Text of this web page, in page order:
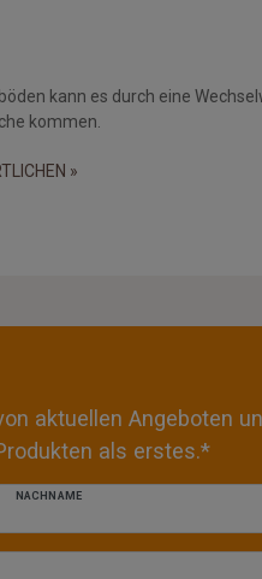
kann es durch eine
kommen.
»
aktuellen Angeboten
als erstes.*
NACHNAME